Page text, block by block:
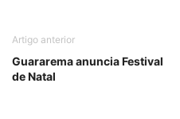
Artigo anterior
Guararema anuncia Festival
de Natal